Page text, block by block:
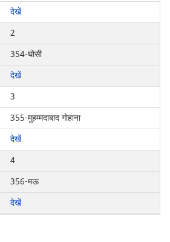
देखें
2
354-घोसी
देखें
3
355-मुहम्मदाबाद गोहाना
देखें
4
356-मऊ
देखें